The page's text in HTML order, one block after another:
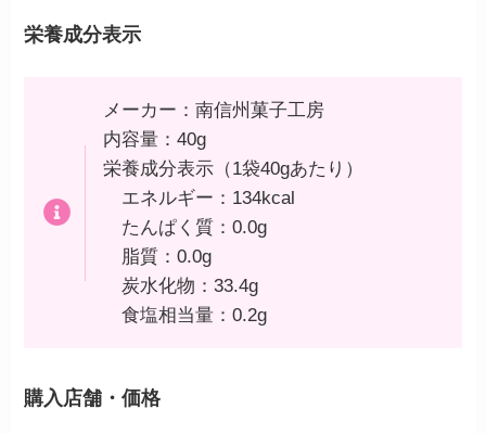
栄養成分表示
メーカー：南信州菓子工房
内容量：40g
栄養成分表示（1袋40gあたり）
エネルギー：134kcal
たんぱく質：0.0g
脂質：0.0g
炭水化物：33.4g
食塩相当量：0.2g
購入店舗・価格